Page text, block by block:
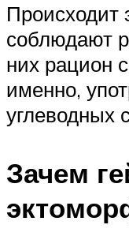
Происходит
соблюдают
них рацион
именно,
углеводных
Зачем